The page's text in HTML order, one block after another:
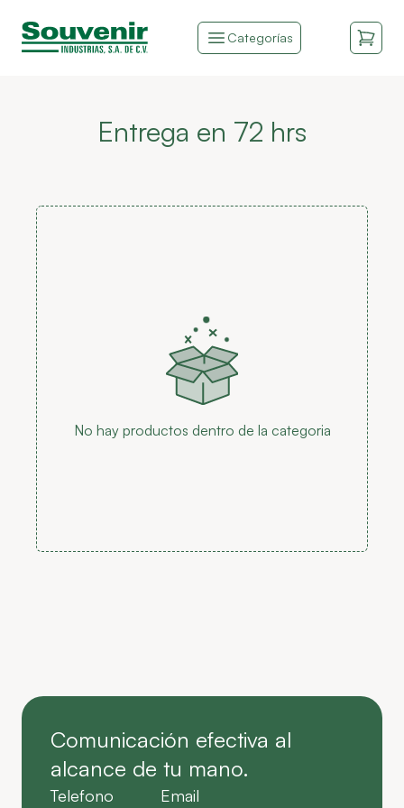
Categorías
Entrega en 72 hrs
No hay productos dentro de la categoria
Comunicación efectiva al
alcance de tu mano.
Telefono Email